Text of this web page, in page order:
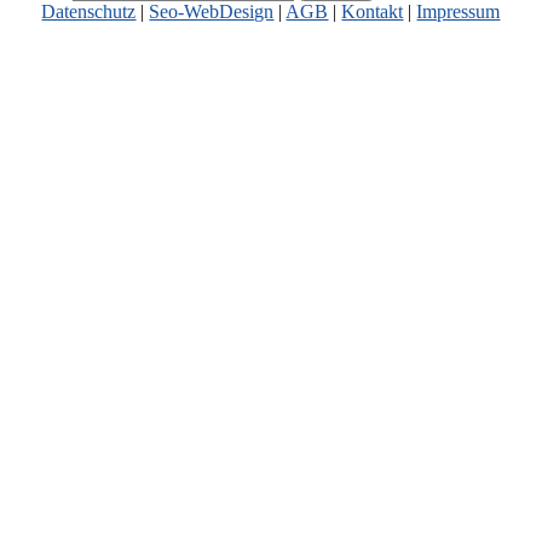
Datenschutz | Seo-WebDesign | AGB |Kontakt |Impressum